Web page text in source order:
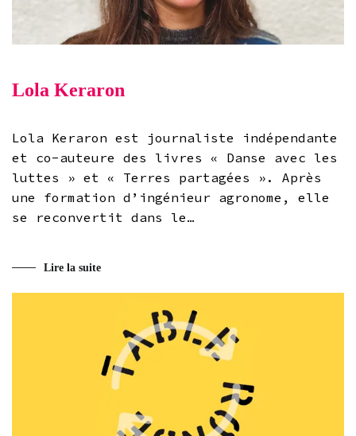
Lola Keraron
Lola Keraron est journaliste indépendante
et co-auteure des livres « Danse avec les
luttes » et « Terres partagées ». Après
une formation d’ingénieur agronome, elle
se reconvertit dans le…
Lire la suite